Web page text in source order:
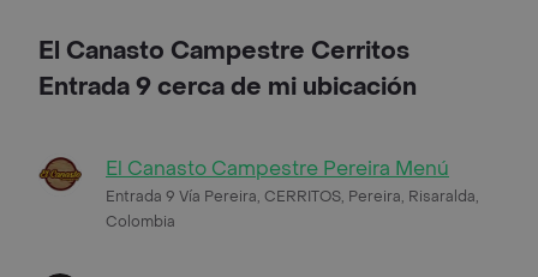
El Canasto Campestre Cerritos
Entrada 9 cerca de mi ubicación
El Canasto Campestre Pereira Menú
Entrada 9 Vía Pereira, CERRITOS, Pereira, Risaralda,
Colombia